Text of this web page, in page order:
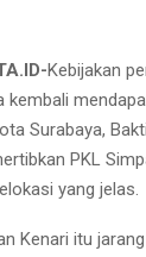
Kebijakan
kembali
Surabaya,
PKL
yang jelas.
Kenari itu